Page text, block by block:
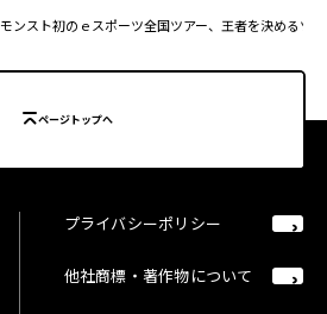
モンスト初のｅスポーツ全国ツアー、王者を決めるツ
ページトップへ
プライバシーポリシー
他社商標・著作物について